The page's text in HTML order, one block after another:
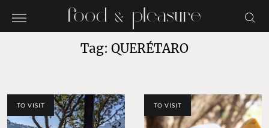
Tag: QUERÉTARO
TO VISIT TO VISIT